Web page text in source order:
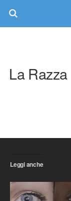
La
Leggi anche